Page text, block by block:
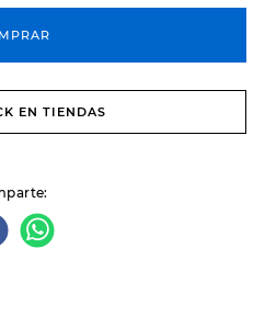
EN TIENDAS